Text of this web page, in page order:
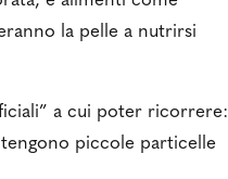
la pelle a nutrirsi
a cui poter ricorrere:
piccole particelle